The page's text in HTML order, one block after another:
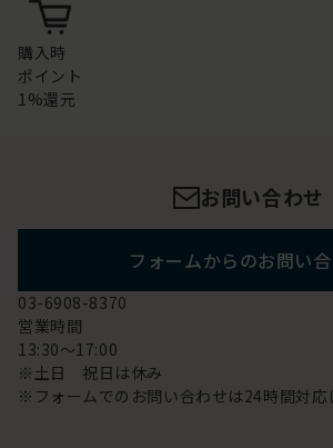
購入時
ポイント
1%還元
お問い合わせ
フォームからのお問い
03-6908-8370
営業時間
13:30～17:00
※土日 祝日は休み
※フォームでのお問い合わせは24時間対応